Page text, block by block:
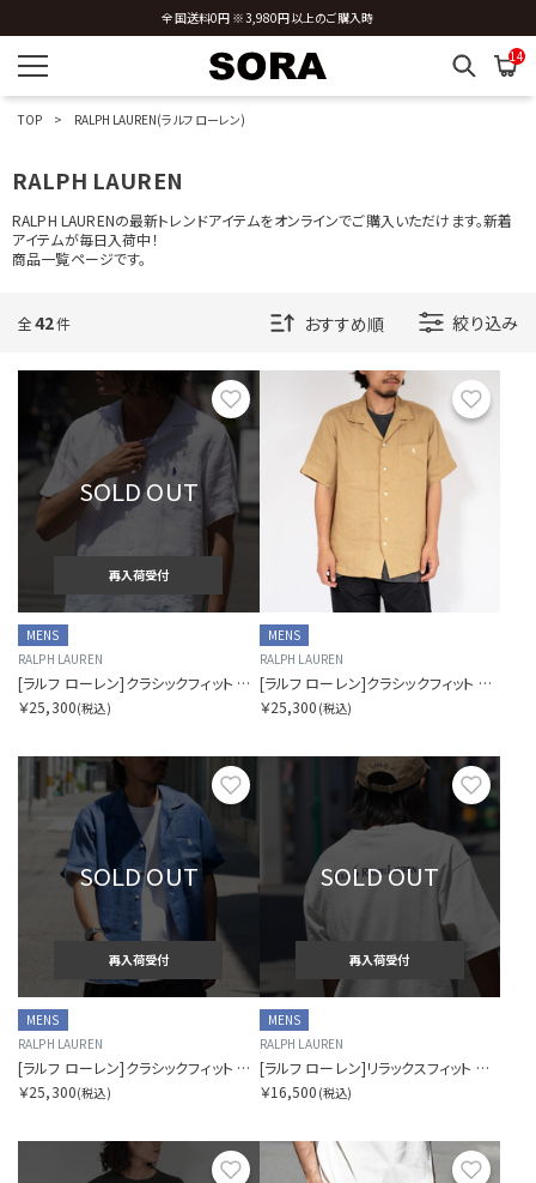
全国送料0円 ※3,980円以上のご購入時
14
TOP RALPH LAUREN(ラルフ ローレン)
RALPH LAUREN
RALPH LAURENの最新トレンドアイテムをオンラインでご購入いただけます。新着
アイテムが毎日入荷中！
商品一覧ページです。
全42件 絞り込み
お気に入り
SOLD OUT
再入荷受付
MENS
RALPH LAUREN
[ラルフ ローレン]クラシックフィット リネン キャンプ シャツ
￥25,300(税込)
MENS
RALPH LAUREN
[ラルフ ローレン]クラシックフィット リネン キャンプ シャツ
￥25,300 (税込)
お気に入り
SOLD OUT
再入荷受付
MENS
RALPH LAUREN
[ラルフ ローレン]クラシックフィット リネン キャンプ シャツ
￥25,300(税込)
お気
SOLD OUT
再入荷受付
MENS
RALPH LAUREN
[ラルフ ローレン]リラックスフィット ヘビーウェイト ロゴTシャツ
￥16,500 (税込)
お気に入り